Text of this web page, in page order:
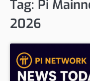
Tag: Pi
2026